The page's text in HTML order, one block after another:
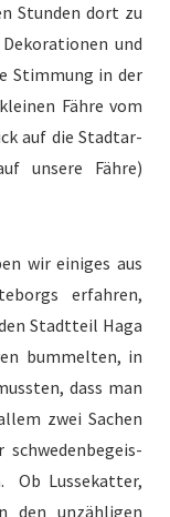
Stun­den dort zu
und
Stim­mung in der
Fähre vom
auf die Stadtar­
unsere Fähre)
wir einiges aus
erfahren,
Stadt­teil Haga
bum­melten, in
dass man
zwei Sachen
schwe­den­begeis­
Ob Lussekat­ter,
den unzäh­li­gen